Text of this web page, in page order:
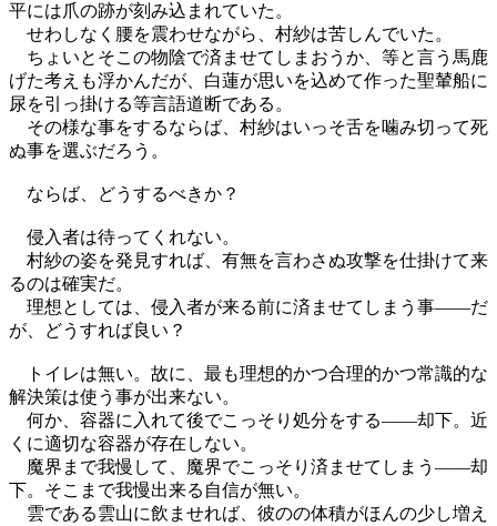
平には爪の跡が刻み込まれていた。
せわしなく腰を震わせながら、村紗は苦しんでいた。
ちょいとそこの物陰で済ませてしまおうか、等と言う馬鹿
げた考えも浮かんだが、白蓮が思いを込めて作った聖輦船に
尿を引っ掛ける等言語道断である。
その様な事をするならば、村紗はいっそ舌を噛み切って死
ぬ事を選ぶだろう。
ならば、どうするべきか？
侵入者は待ってくれない。
村紗の姿を発見すれば、有無を言わさぬ攻撃を仕掛けて来
るのは確実だ。
理想としては、侵入者が来る前に済ませてしまう事――だ
が、どうすれば良い？
トイレは無い。故に、最も理想的かつ合理的かつ常識的な
解決策は使う事が出来ない。
何か、容器に入れて後でこっそり処分をする――却下。近
くに適切な容器が存在しない。
魔界まで我慢して、魔界でこっそり済ませてしまう――却
下。そこまで我慢出来る自信が無い。
雲である雲山に飲ませれば、彼のの体積がほんの少し増え